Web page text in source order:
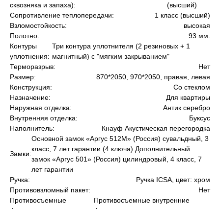
Гаражные ворота
Услуги
О компании
Акции
сквозняка и запаха):
(высший)
Сопротивление теплопередачи:
1 класс (высший)
Взломостойкость:
высокая
Полотно:
93 мм.
Контуры
уплотнения:
Три контура уплотнителя (2 резиновых + 1
магнитный) с "мягким закрыванием"
Терморазрыв:
Нет
Размер:
870*2050, 970*2050, правая, левая
Конструкция:
Со стеклом
Назначение:
Для квартиры
Наружная отделка:
Антик серебро
Внутренняя отделка:
Буксус
Наполнитель:
Кнауф Акустическая перегородка
Замки:
Основной замок «Аргус 512М» (Россия) сувальдный, 3
класс, 7 лет гарантии (4 ключа) Дополнительный
замок «Аргус 501» (Россия) цилиндровый, 4 класс, 7
лет гарантии
Ручка:
Ручка ICSA, цвет: хром
Противовзломный пакет:
Нет
Противосъемные
Противосъемные внутренние